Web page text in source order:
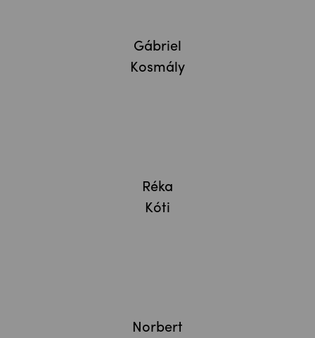
Gábriel
Kosmály
Réka
Kóti
Norbert